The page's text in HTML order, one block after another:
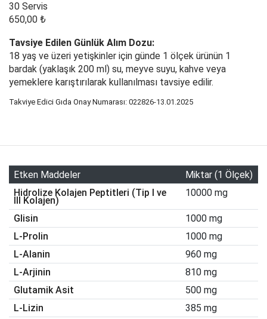
30 Servis
650,00 ₺
Tavsiye Edilen Günlük Alım Dozu:
18 yaş ve üzeri yetişkinler için günde 1 ölçek ürünün 1
bardak (yaklaşık 200 ml) su, meyve suyu, kahve veya
yemeklere karıştırılarak kullanılması tavsiye edilir.
Takviye Edici Gıda Onay Numarası: 022826-13.01.2025
Etken Maddeler
Miktar (1 Ölçek)
Hidrolize Kolajen Peptitleri (Tip I ve
III Kolajen)
10000 mg
Glisin
1000 mg
L-Prolin
1000 mg
L-Alanin
960 mg
L-Arjinin
810 mg
Glutamik Asit
500 mg
L-Lizin
385 mg